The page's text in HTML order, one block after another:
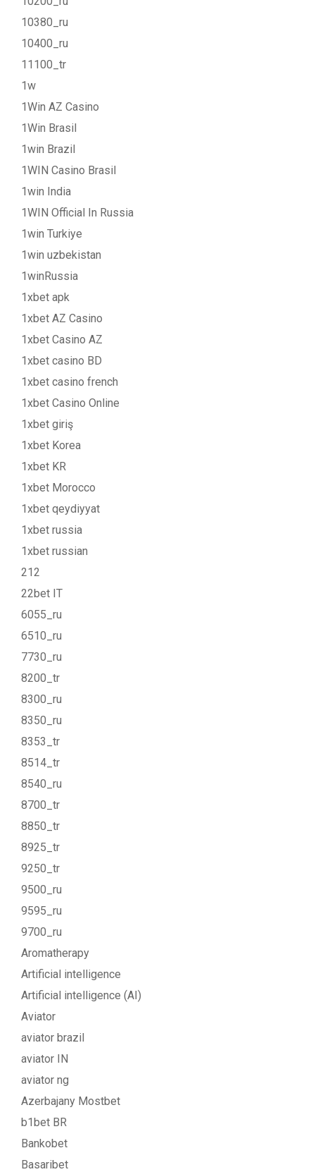
10380_ru
10400_ru
11100_tr
1w
1Win AZ Casino
1Win Brasil
1win Brazil
1WIN Casino Brasil
1win India
1WIN Official In Russia
1win Turkiye
1win uzbekistan
1winRussia
1xbet apk
1xbet AZ Casino
1xbet Casino AZ
1xbet casino BD
1xbet casino french
1xbet Casino Online
1xbet giriş
1xbet Korea
1xbet KR
1xbet Morocco
1xbet qeydiyyat
1xbet russia
1xbet russian
212
22bet IT
6055_ru
6510_ru
7730_ru
8200_tr
8300_ru
8350_ru
8353_tr
8514_tr
8540_ru
8700_tr
8850_tr
8925_tr
9250_tr
9500_ru
9595_ru
9700_ru
Aromatherapy
Artificial intelligence
Artificial intelligence (AI)
Aviator
aviator brazil
aviator IN
aviator ng
Azerbajany Mostbet
b1bet BR
Bankobet
Basaribet